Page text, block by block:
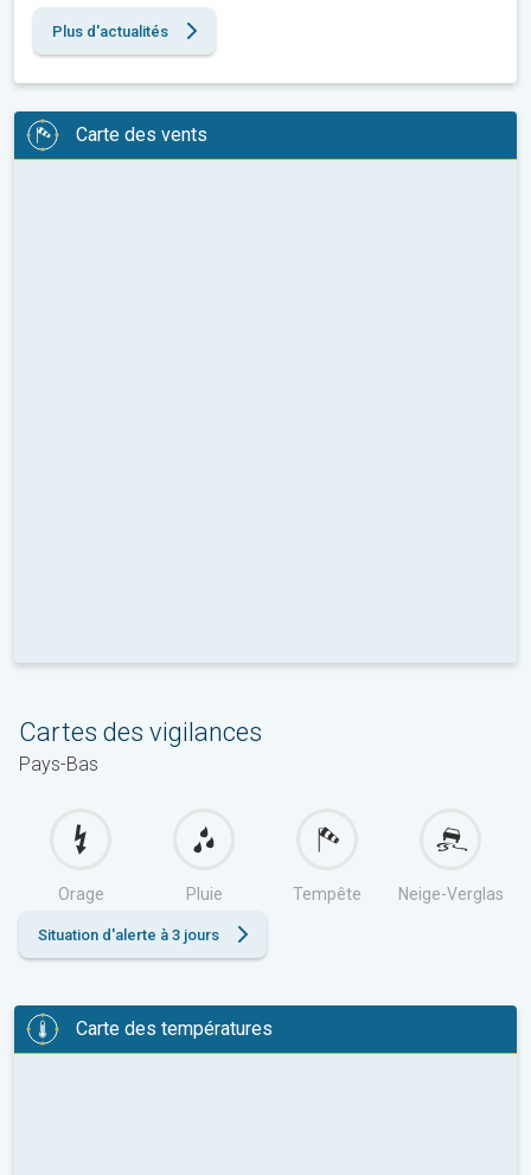
Plus d'actualités
Carte des vents
Cartes des vigilances
Pays-Bas
Orage Pluie Tempête Neige-Verglas
Situation d'alerte à 3 jours
Carte des températures